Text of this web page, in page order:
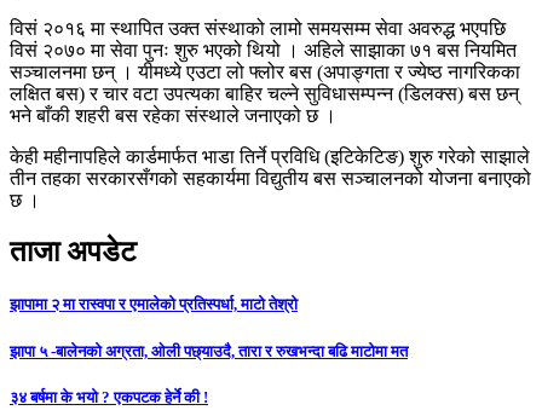
विसं २०१६ मा स्थापित उक्त संस्थाको लामो समयसम्म सेवा अवरुद्ध भएपछि
विसं २०७० मा सेवा पुनः शुरु भएको थियो । अहिले साझाका ७१ बस नियमित
सञ्चालनमा छन् । यीमध्ये एउटा लो फ्लोर बस (अपाङ्गता र ज्येष्ठ नागरिकका
लक्षित बस) र चार वटा उपत्यका बाहिर चल्ने सुविधासम्पन्न (डिलक्स) बस छन्
भने बाँकी शहरी बस रहेका संस्थाले जनाएको छ ।
केही महीनापहिले कार्डमार्फत भाडा तिर्ने प्रविधि (इटिकेटिङ) शुरु गरेको साझाले
तीन तहका सरकारसँगको सहकार्यमा विद्युतीय बस सञ्चालनको योजना बनाएको
छ ।
ताजा अपडेट
झापामा २ मा रास्वपा र एमालेको प्रतिस्पर्धा, माटो तेश्रो
झापा ५ -बालेनको अग्रता, ओली पछ्याउदै, तारा र रुखभन्दा बढि माटोमा मत
३४ बर्षमा के भयो ? एकपटक हेर्ने की !